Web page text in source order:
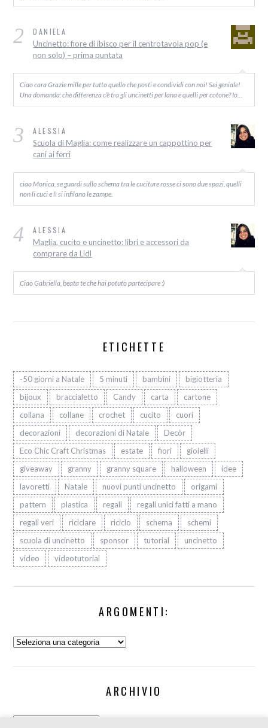
2 DANIELA
Uncinetto: fiore di ibisco per il centrotavola pop (e
non solo) – prima puntata
Ciao cara Grazie mille per tutto quello che posti e condividi con noi! Sei geniale!
Una domanda: che differenza c’è tra gli uncinetti per lana e quelli per cotone? Io…
3 ALESSIA
Scuola di Maglia: come realizzare un cappottino per
cani ai ferri
ciao Monica, se guardi sullo schema tra le cuciture rosse ci sono due spazi, quelli
non li cuci e lì si infilano le zampe.
4 ALESSIA
Maglia, cucito e uncinetto: libri e accessori da
comprare da Lidl
Ciao Gabriella, beata te che hai potuto partecipare :)
ETICHETTE
-50 giorni a Natale 5 minuti bambini
bigiotteria
bijoux
braccialetto Candy carta
cartone
collana
collane crochet cucito
cuori
decorazioni
decorazioni di Natale
Decòr
Eco Chic Craft Christmas
estate fiori
gioielli
giveaway
granny granny square halloween
idee
lavoretti
Natale nuovi punti uncinetto
origami
pattern
plastica regali
regali unici fatti a mano
regali veri
riciclare riciclo schema
schemi
scuola di uncinetto
sponsor tutorial
uncinetto
video
videotutorial
ARGOMENTI:
Argomenti:
ARCHIVIO
Archivio